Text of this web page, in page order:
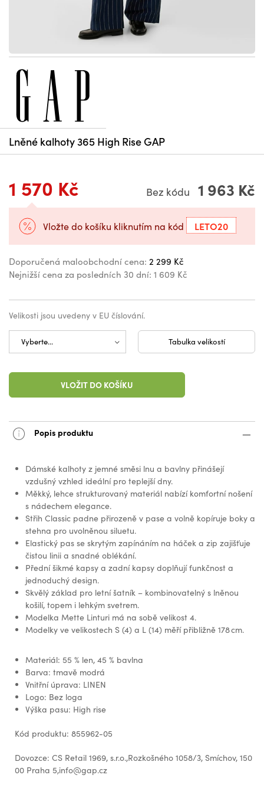
Lněné kalhoty 365 High Rise GAP
1 570 Kč Bez kódu 1 963 Kč
Vložte do košíku kliknutím na kód LETO20
Doporučená maloobchodní cena: 2 299 Kč
Nejnižší cena za posledních 30 dní: 1 609 Kč
Velikosti jsou uvedeny v EU číslování.
Tabulka velikostí
VLOŽIT DO KOŠÍKU
Popis produktu
Dámské kalhoty z jemné směsi lnu a bavlny přinášejí
vzdušný vzhled ideální pro teplejší dny.
Měkký, lehce strukturovaný materiál nabízí komfortní nošení
s nádechem elegance.
Střih Classic padne přirozeně v pase a volně kopíruje boky a
stehna pro uvolněnou siluetu.
Elastický pas se skrytým zapínáním na háček a zip zajišťuje
čistou linii a snadné oblékání.
Přední šikmé kapsy a zadní kapsy doplňují funkčnost a
jednoduchý design.
Skvělý základ pro letní šatník – kombinovatelný s lněnou
košilí, topem i lehkým svetrem.
Modelka Mette Linturi má na sobě velikost 4.
Modelky ve velikostech S (4) a L (14) měří přibližně 178 cm.
Materiál: 55 % len, 45 % bavlna
Barva: tmavě modrá
Vnitřní úprava: LINEN
Logo: Bez loga
Výška pasu: High rise
Kód produktu: 855962-05
Dovozce: CS Retail 1969, s.r.o.,Rozkošného 1058/3, Smíchov, 150
00 Praha 5,info@gap.cz